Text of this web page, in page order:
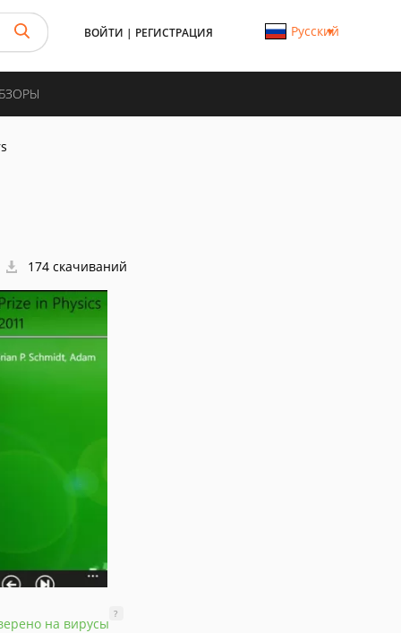
ВОЙТИ | РЕГИСТРАЦИЯ Русский
174 скачиваний
на вирусы
?